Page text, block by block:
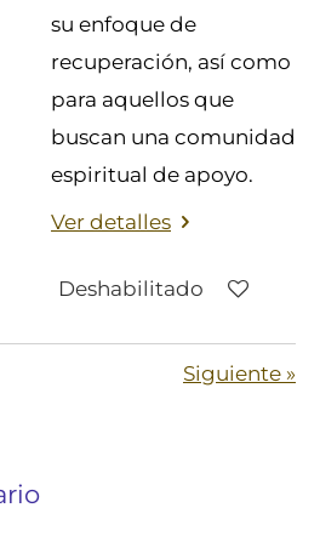
su enfoque de
recuperación, así como
para aquellos que
buscan una comunidad
espiritual de apoyo.
Ver detalles
Deshabilitado
Siguiente »